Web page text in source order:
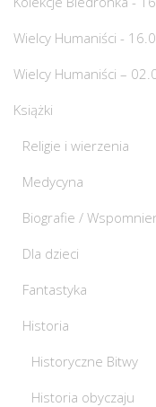
Wielcy Humaniści -
Wielcy Humaniści –
Książki
Religie i wierzenia
Medycyna
Biografie /
Dla dzieci
Fantastyka
Historia
Historyczne Bitwy
Historia obyczaju